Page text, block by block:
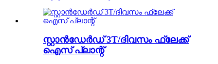
സ്റ്റാൻഡേർഡ് 3T/ദിവസം ഫ്ലേക്ക്
ഐസ് പ്ലാന്റ്